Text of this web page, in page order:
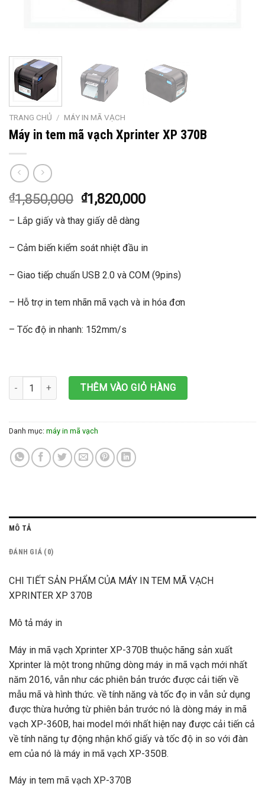
TRANG CHỦ / MÁY IN MÃ VẠCH
Máy in tem mã vạch Xprinter XP 370B
₫1,850,000 ₫1,820,000
– Lắp giấy và thay giấy dễ dàng
– Cảm biến kiểm soát nhiệt đầu in
– Giao tiếp chuẩn USB 2.0 và COM (9pins)
– Hỗ trợ in tem nhãn mã vạch và in hóa đơn
– Tốc độ in nhanh: 152mm/s
Máy in tem mã vạch Xprinter XP 370B số lượng
THÊM VÀO GIỎ HÀNG
Danh mục: máy in mã vạch
MÔ TẢ
ĐÁNH GIÁ (0)
CHI TIẾT SẢN PHẨM CỦA MÁY IN TEM MÃ VẠCH
XPRINTER XP 370B
Mô tả máy in
Máy in mã vạch Xprinter XP-370B thuộc hãng sản xuất
Xprinter là một trong những dòng máy in mã vạch mới nhất
năm 2016, vẫn như các phiên bản trước được cải tiến về
mẫu mã và hình thức. về tính năng và tốc đọ in vẫn sử dụng
được thừa hưởng từ phiên bản trước nó là dòng máy in mã
vạch XP-360B, hai model mới nhất hiện nay được cải tiến cả
về tính năng tự động nhận khổ giấy và tốc độ in so với đàn
em của nó là máy in mã vạch XP-350B.
Máy in tem mã vạch XP-370B